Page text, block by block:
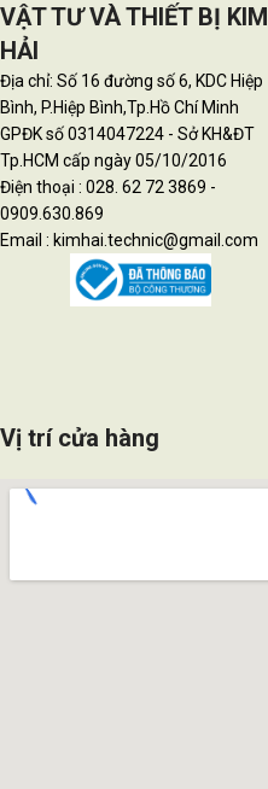
VẬT TƯ VÀ THIẾT BỊ KIM
HẢI
Địa chỉ: Số 16 đường số 6, KDC Hiệp
Bình, P.Hiệp Bình,Tp.Hồ Chí Minh
GPĐK số 0314047224 - Sở KH&ĐT
Tp.HCM cấp ngày 05/10/2016
Điện thoại : 028. 62 72 3869 -
0909.630.869
Email : kimhai.technic@gmail.com
Vị trí cửa hàng